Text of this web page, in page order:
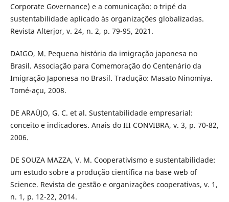
Corporate Governance) e a comunicação: o tripé da
sustentabilidade aplicado às organizações globalizadas.
Revista Alterjor, v. 24, n. 2, p. 79-95, 2021.
DAIGO, M. Pequena história da imigração japonesa no
Brasil. Associação para Comemoração do Centenário da
Imigração Japonesa no Brasil. Tradução: Masato Ninomiya.
Tomé-açu, 2008.
DE ARAÚJO, G. C. et al. Sustentabilidade empresarial:
conceito e indicadores. Anais do III CONVIBRA, v. 3, p. 70-82,
2006.
DE SOUZA MAZZA, V. M. Cooperativismo e sustentabilidade:
um estudo sobre a produção científica na base web of
Science. Revista de gestão e organizações cooperativas, v. 1,
n. 1, p. 12-22, 2014.